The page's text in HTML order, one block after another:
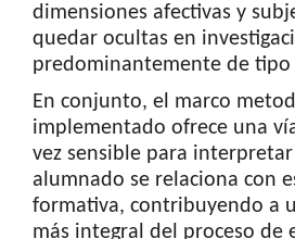
dimensiones afectivas y
quedar ocultas en
predominantemente de
En conjunto, el marco
implementado ofrece una
vez sensible para
alumnado se relaciona con
formativa, contribuyendo a
más integral del proceso de